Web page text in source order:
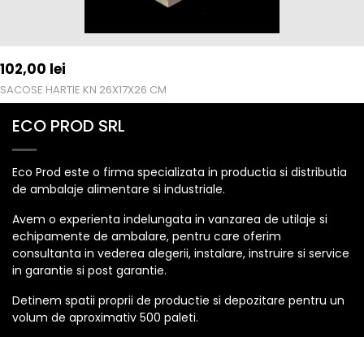
102,00 lei
SACOSE HARTIE KN 26X17X26 CM
ECO PROD SRL
Eco Prod este o firma specializata in productia si distributia
de ambalaje alimentare si industriale.
Avem o experienta indelungata in vanzarea de utilaje si
echipamente de ambalare, pentru care oferim
consultanta in vederea alegerii, instalare, instruire si service
in garantie si post garantie.
Detinem spatii proprii de productie si depozitare pentru un
volum de aproximativ 500 paleti.